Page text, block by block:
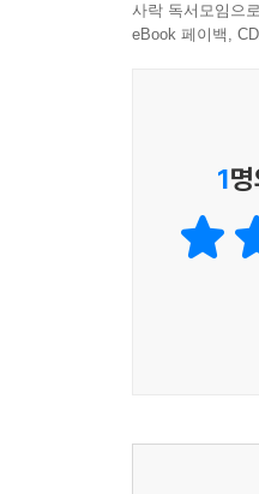
사락 독서모임으
eBook 페이백,
1